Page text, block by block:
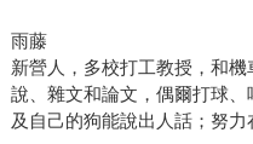
雨藤
新營人，多校打工教授，和
說、雜文和論文，偶爾打球
及自己的狗能說出人話；努力